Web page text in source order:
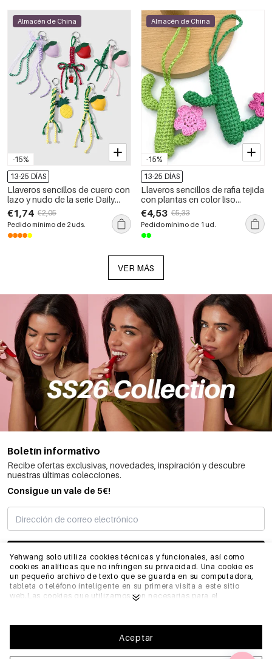
Yehwang solo utiliza cookies técnicas y funcionales, así como
cookies analíticas que no infringen su privacidad. Una cookie es
un pequeño archivo de texto que se guarda en su computadora,
tableta o teléfono inteligente en su primera visita a este sitio
web.Las cookies que utilizamos son necesarias para el
por ejemplo, sus preferencias. También nos permiten optimizar
nuestro sitio web.Para garantizar una buena experiencia de
navegación y compra en Yehwang, le recomendamos que acepte
nuestra recopilación y uso de cookies. Puede darse de baja de las
Aceptar
-15%
Almacén de China
13-25 DÍAS
Llaveros sencillos de cuero con
lazo y nudo de la serie Daily
Fruit para bolsos de mujer.
€1,74 €2,05
Pedido mínimo de 2 uds.
-15%
Almacén de China
13-25 DÍAS
Llaveros sencillos de rafia tejida
con plantas en color liso
natural.
€4,53 €5,33
Pedido mínimo de 1 ud.
VER MÁS
Boletín informativo
Recibe ofertas exclusivas, novedades, inspiración y descubre
nuestras últimas colecciones.
Consigue un vale de 5€!
SUSCRIBIRME
INFORMACIÓN